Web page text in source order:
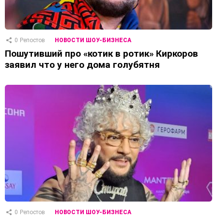
0 Репостов НОВОСТИ ШОУ-БИЗНЕСА
Пошутивший про «котик в ротик» Киркоров
заявил что у него дома голубятня
0 Репостов НОВОСТИ ШОУ-БИЗНЕСА